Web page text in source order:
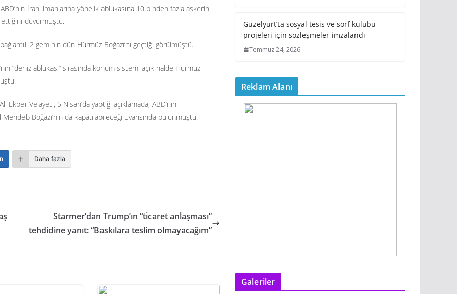
İran limanlarına yönelik ablukasına 10 binden fazla askerin
ettiğini duyurmuştu.
2 geminin dün Hürmüz Boğazı’nı geçtiği görülmüştü.
“deniz ablukası” sırasında konum sistemi açık halde Hürmüz
Velayeti, 5 Nisan’da yaptığı açıklamada, ABD’nin
Boğazı’nın da kapatılabileceği uyarısında bulunmuştu.
Daha fazla
Starmer’dan Trump’ın “ticaret anlaşması”
tehdidine yanıt: “Baskılara teslim olmayacağım”
Güzelyurt’ta sosyal tesis ve sörf kulübü
projeleri için sözleşmeler imzalandı
Temmuz 24, 2026
Reklam Alanı
Galeriler